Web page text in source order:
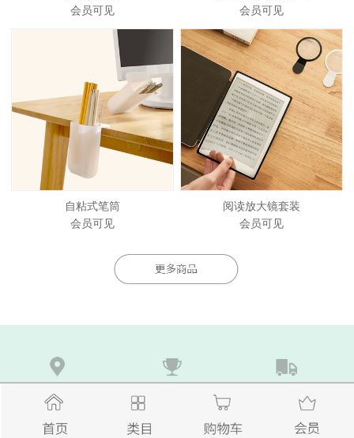
会员可见
会员可见
自粘式笔筒
会员可见
阅读放大镜套装
会员可见